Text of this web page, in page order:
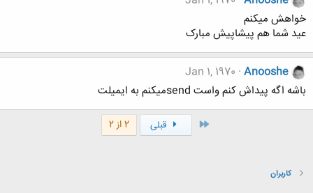
خواهش میکنم
عید شما هم پیشاپیش مبارک
Anooshe
Jan 1, 1970
باشه اگه پیداش کنم واست sendمیکنم به ایمیلت
اول قبلی 2 از 2
کاربران